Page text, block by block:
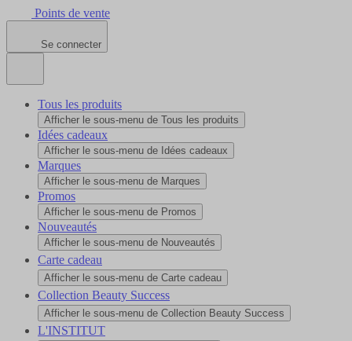
Points de vente
Se connecter
Tous les produits
Afficher le sous-menu de Tous les produits
Idées cadeaux
Afficher le sous-menu de Idées cadeaux
Marques
Afficher le sous-menu de Marques
Promos
Afficher le sous-menu de Promos
Nouveautés
Afficher le sous-menu de Nouveautés
Carte cadeau
Afficher le sous-menu de Carte cadeau
Collection Beauty Success
Afficher le sous-menu de Collection Beauty Success
L'INSTITUT